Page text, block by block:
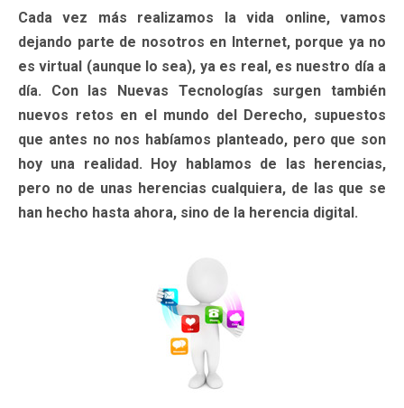
Cada vez más realizamos la vida online, vamos
dejando parte de nosotros en Internet, porque ya no
es virtual (aunque lo sea), ya es real, es nuestro día a
día. Con las Nuevas Tecnologías surgen también
nuevos retos en el mundo del Derecho, supuestos
que antes no nos habíamos planteado, pero que son
hoy una realidad. Hoy hablamos de las herencias,
pero no de unas herencias cualquiera, de las que se
han hecho hasta ahora, sino de la herencia digital.